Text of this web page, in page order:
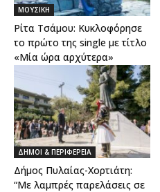
ΜΟΥΣΙΚΗ
Ρίτα Τσάμου: Κυκλοφόρησε
το πρώτο της single με τίτλο
«Μία ώρα αρχύτερα»
ΔΗΜΟΙ & ΠΕΡΙΦΕΡΕΙΑ
Δήμος Πυλαίας-Χορτιάτη:
“Με λαμπρές παρελάσεις σε